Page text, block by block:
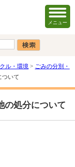
メニュー
ル・環境 > ごみの分別・
ついて
の処分について